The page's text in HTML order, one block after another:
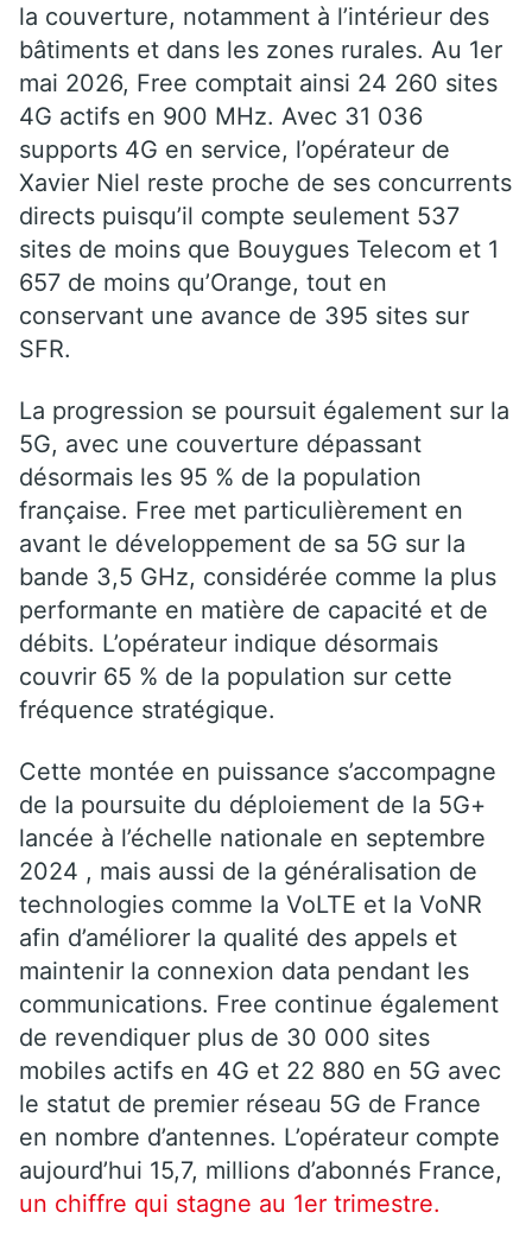
la couverture, notamment à l’intérieur des
bâtiments et dans les zones rurales. Au 1er
mai 2026, Free comptait ainsi 24 260 sites
4G actifs en 900 MHz. Avec 31 036
supports 4G en service, l’opérateur de
Xavier Niel reste proche de ses concurrents
directs puisqu’il compte seulement 537
sites de moins que Bouygues Telecom et 1
657 de moins qu’Orange, tout en
conservant une avance de 395 sites sur
SFR.
La progression se poursuit également sur la
5G, avec une couverture dépassant
désormais les 95 % de la population
française. Free met particulièrement en
avant le développement de sa 5G sur la
bande 3,5 GHz, considérée comme la plus
performante en matière de capacité et de
débits. L’opérateur indique désormais
couvrir 65 % de la population sur cette
fréquence stratégique.
Cette montée en puissance s’accompagne
de la poursuite du déploiement de la 5G+
lancée à l’échelle nationale en septembre
2024 , mais aussi de la généralisation de
technologies comme la VoLTE et la VoNR
afin d’améliorer la qualité des appels et
maintenir la connexion data pendant les
communications. Free continue également
de revendiquer plus de 30 000 sites
mobiles actifs en 4G et 22 880 en 5G avec
le statut de premier réseau 5G de France
en nombre d’antennes. L’opérateur compte
aujourd’hui 15,7, millions d’abonnés France,
un chiffre qui stagne au 1er trimestre.